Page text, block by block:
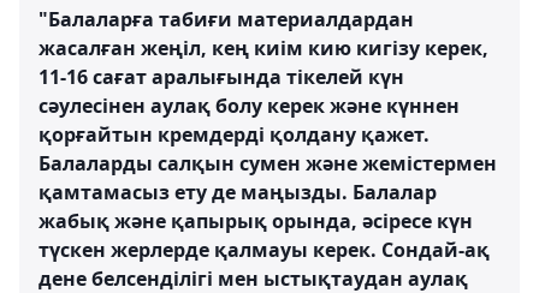
"Балаларға табиғи материалдардан
жасалған жеңіл, кең киім кию кигізу керек,
11-16 сағат аралығында тікелей күн
сәулесінен аулақ болу керек және күннен
қорғайтын кремдерді қолдану қажет.
Балаларды салқын сумен және жемістермен
қамтамасыз ету де маңызды. Балалар
жабық және қапырық орында, әсіресе күн
түскен жерлерде қалмауы керек. Сондай-ақ
дене белсенділігі мен ыстықтаудан аулақ